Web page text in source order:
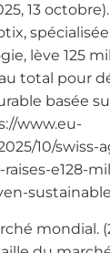
13
lève 125
total pour
basée
www.eu-
10/swiss-
e128-
mondial.